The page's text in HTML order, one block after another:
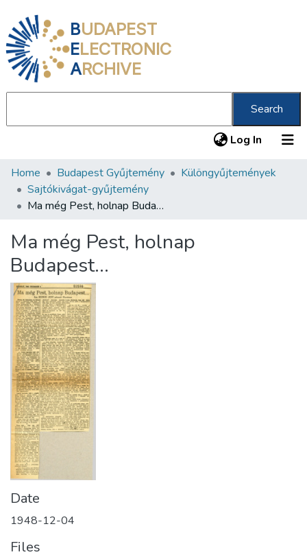
BUDAPEST
ELECTRONIC
ARCHIVE
Search
Log In (current)
Communities & Collections
All of DSpace
About us
Home Budapest Gyűjtemény
Különgyűjtemények
Sajtókivágat-gyűjtemény
Ma még Pest, holnap Budapest…
Ma még Pest, holnap
Budapest…
Date
1948-12-04
Files